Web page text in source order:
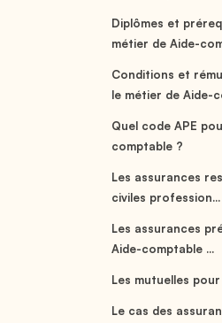
Diplômes et
métier de Aide-
Conditions et
le métier de Aide-
Quel code APE
comptable ?
Les assurances
civiles profession...
Les assurances
Aide-comptable ...
Les mutuelles
Le cas des